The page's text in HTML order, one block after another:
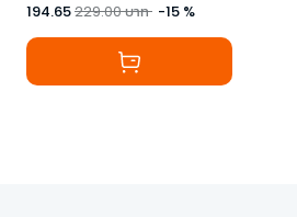
194.65229.00บาท -15 %